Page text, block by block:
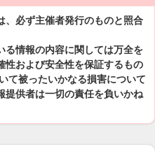
、必ず主催者発行のものと照合
る情報の内容に関しては万全を
性および安全性を保証するもの
て被ったいかなる損害について
提供者は一切の責任を負いかね